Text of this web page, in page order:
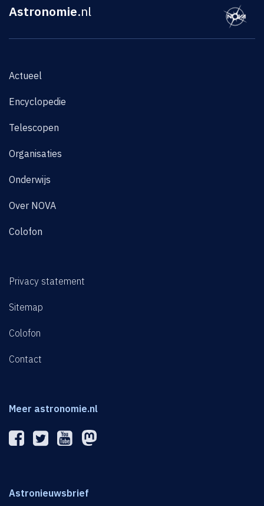
Astronomie.nl
Actueel
Encyclopedie
Telescopen
Organisaties
Onderwijs
Over NOVA
Colofon
Privacy statement
Sitemap
Colofon
Contact
Meer astronomie.nl
Astronieuwsbrief